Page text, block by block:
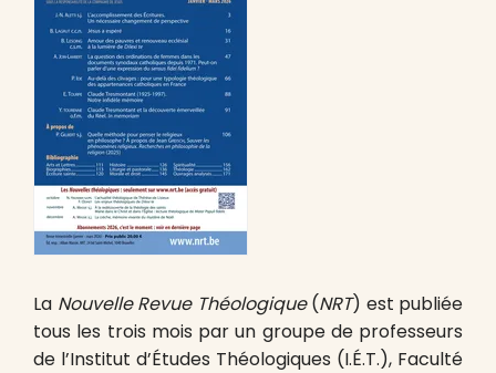
La Nouvelle Revue Théologique(NRT) est publiée
tous les trois mois par un groupe de professeurs
de l’Institut d’Études Théologiques (I.É.T.), Faculté